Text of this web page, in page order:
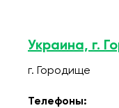
Украина, г.
г. Городище
Телефоны: